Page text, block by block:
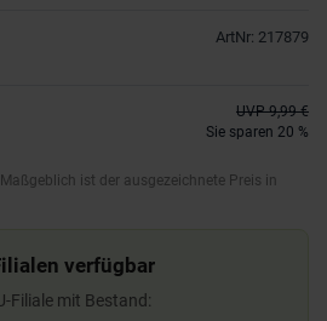
ArtNr: 217879
UVP 9,99 €
Sie sparen 20 %
ist der ausgezeichnete Preis in
verfügbar
Filiale mit Bestand: